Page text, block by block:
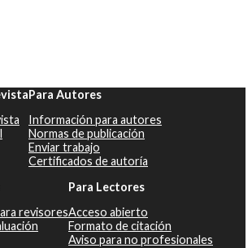
Para Autores
Información para autores
Normas de publicación
Enviar trabajo
Certificados de autoría
revisores
Para Lectores
Acceso abierto
Formato de citación
Aviso para no profesionales